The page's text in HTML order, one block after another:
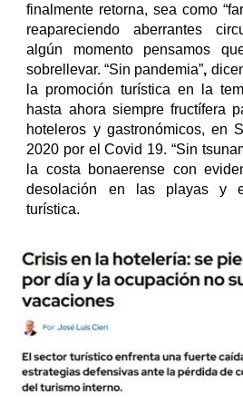
finalmente retorna, sea como
reapareciendo aberrantes
algún momento pensamos
sobrellevar. “Sin pandemia”,
la promoción turística en la
hasta ahora siempre fructífera
hoteleros y gastronómicos, en
2020 por el Covid 19. “Sin
la costa bonaerense con
desolación en las playas y
turística.